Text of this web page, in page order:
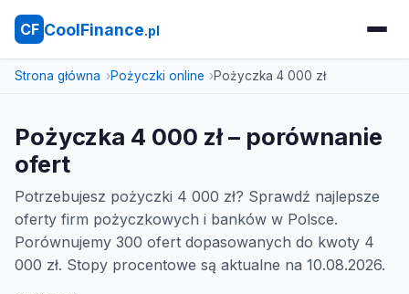
CF CoolFinance.pl
Strona główna Pożyczki online Pożyczka 4 000 zł
Pożyczka 4 000 zł – porównanie
ofert
Potrzebujesz pożyczki 4 000 zł? Sprawdź najlepsze
oferty firm pożyczkowych i banków w Polsce.
Porównujemy 300 ofert dopasowanych do kwoty 4
000 zł. Stopy procentowe są aktualne na 10.08.2026.